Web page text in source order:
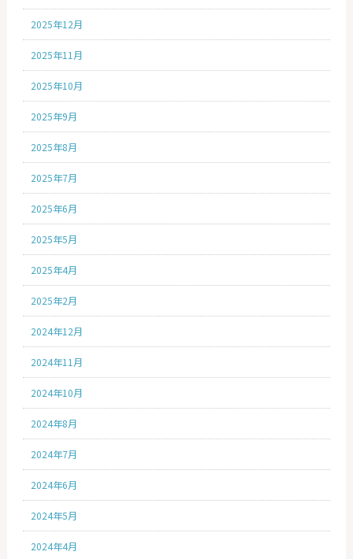
2025年12月
2025年11月
2025年10月
2025年9月
2025年8月
2025年7月
2025年6月
2025年5月
2025年4月
2025年2月
2024年12月
2024年11月
2024年10月
2024年8月
2024年7月
2024年6月
2024年5月
2024年4月